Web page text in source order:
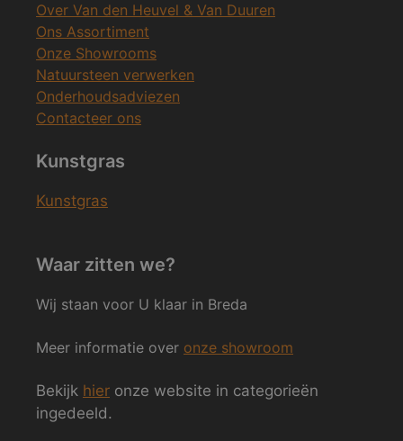
Over Van den Heuvel & Van Duuren
Ons Assortiment
Onze Showrooms
Natuursteen verwerken
Onderhoudsadviezen
Contacteer ons
Kunstgras
Kunstgras
Waar zitten we?
Wij staan voor U klaar in Breda
Meer informatie over onze showroom
Bekijk hier onze website in categorieën
ingedeeld.